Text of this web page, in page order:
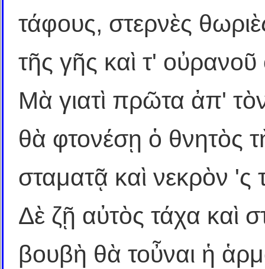
τάφους, στερνὲς
τῆς γῆς καὶ τ' οὐρανοῦ
Μὰ γιατὶ πρῶτα ἀπ'
θὰ φτονέσῃ ὁ θνητὸς
σταματᾷ καὶ νεκρὸν
Δὲ ζῇ αὐτὸς τάχα καὶ
βουβὴ θὰ τοὖναι ἡ